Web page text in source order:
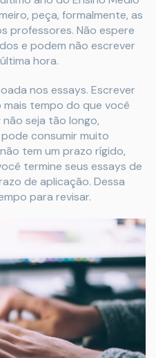
peça, formalmente, as
professores. Não espere
e podem não escrever
hora.
nos essays. Escrever
tempo do que você
não seja tão longo,
consumir muito
tem um prazo rígido,
termine seus essays de
de aplicação. Dessa
para revisar.